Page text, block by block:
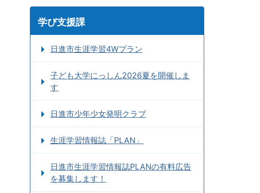
学び支援課
日進市生涯学習4Wプラン
子ども大学にっしん2026夏を開催しま
す
日進市少年少女発明クラブ
生涯学習情報誌「PLAN」
日進市生涯学習情報誌PLANの有料広告
を募集します！